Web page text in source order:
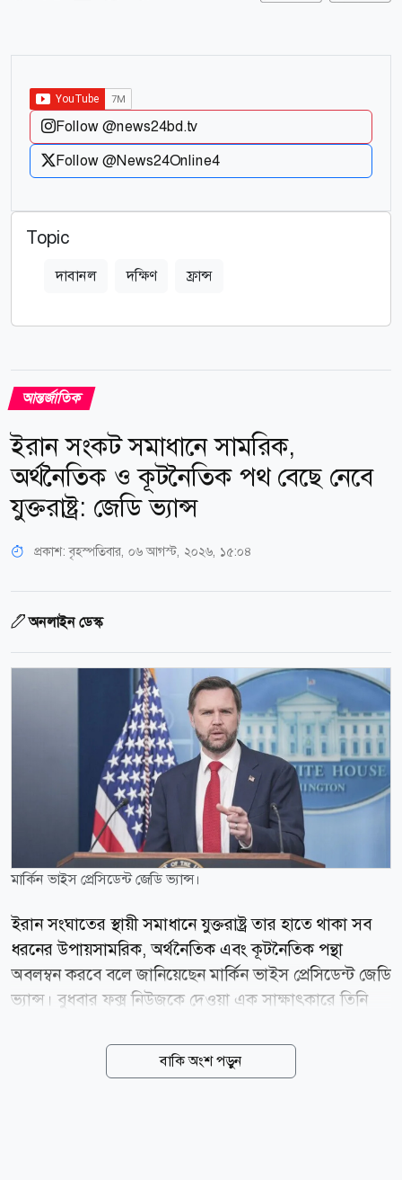
Follow @news24bd.tv
Follow @News24Online4
Topic
দাবানল দক্ষিণ ফ্রান্স
আন্তর্জাতিক
ইরান সংকট সমাধানে সামরিক,
অর্থনৈতিক ও কূটনৈতিক পথ বেছে নেবে
যুক্তরাষ্ট্র: জেডি ভ্যান্স
প্রকাশ:বৃহস্পতিবার, ০৬ আগস্ট, ২০২৬, ১৫:০৪
অনলাইন ডেস্ক
মার্কিন ভাইস প্রেসিডেন্ট জেডি ভ্যান্স।
ইরান সংঘাতের স্থায়ী সমাধানে যুক্তরাষ্ট্র তার হাতে থাকা সব
ধরনের উপায়সামরিক, অর্থনৈতিক এবং কূটনৈতিক পন্থা
অবলম্বন করবে বলে জানিয়েছেন মার্কিন ভাইস প্রেসিডেন্ট জেডি
ভ্যান্স। বুধবার ফক্স নিউজকে দেওয়া এক সাক্ষাৎকারে তিনি
কিছু প্রতিবন্ধকতার কথা তুলে ধরে ভ্যান্স বলেন, প্রথমত,
ইরানিরা অত্যন্ত কঠিন প্রকৃতির মানুষ। দ্বিতীয়ত, তাদের
বাকি অংশ পড়ুন